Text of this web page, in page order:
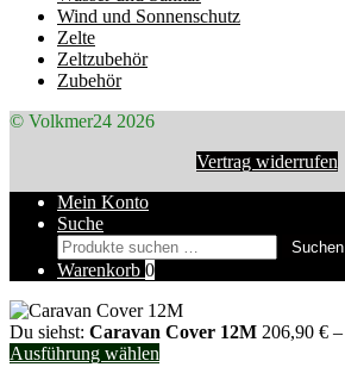
Wind und Sonnenschutz
Zelte
Zeltzubehör
Zubehör
© Volkmer24 2026
Vertrag widerrufen
Mein Konto
Suche
Suchen
nach:
Suchen
Warenkorb 0
Du siehst: Caravan Cover 12M 206,90 € –
Ausführung wählen